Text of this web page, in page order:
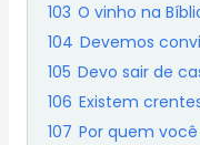
103 O vinho na
104 Devemos
105 Devo sair de
106 Existem
107 Por quem